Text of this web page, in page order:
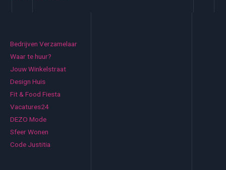
Bedrijven Verzamelaar
Waar te huur?
Jouw Winkelstraat
Design Huis
Fit & Food Fiesta
Vacatures24
DEZO Mode
Sfeer Wonen
Code Justitia